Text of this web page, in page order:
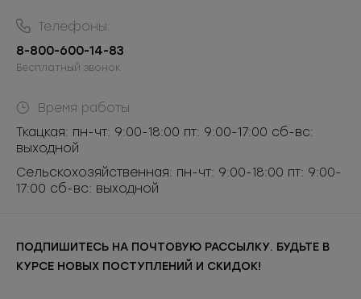
Телефоны:
8-800-600-14-83
Бесплатный звонок
Время работы:
Ткацкая: пн-чт: 9:00-18:00 пт: 9:00-17:00 сб-вс:
выходной
Сельскохозяйственная: пн-чт: 9:00-18:00 пт: 9:00-
17:00 сб-вс: выходной
ПОДПИШИТЕСЬ НА ПОЧТОВУЮ РАССЫЛКУ. БУДЬТЕ В
КУРСЕ НОВЫХ ПОСТУПЛЕНИЙ И СКИДОК!